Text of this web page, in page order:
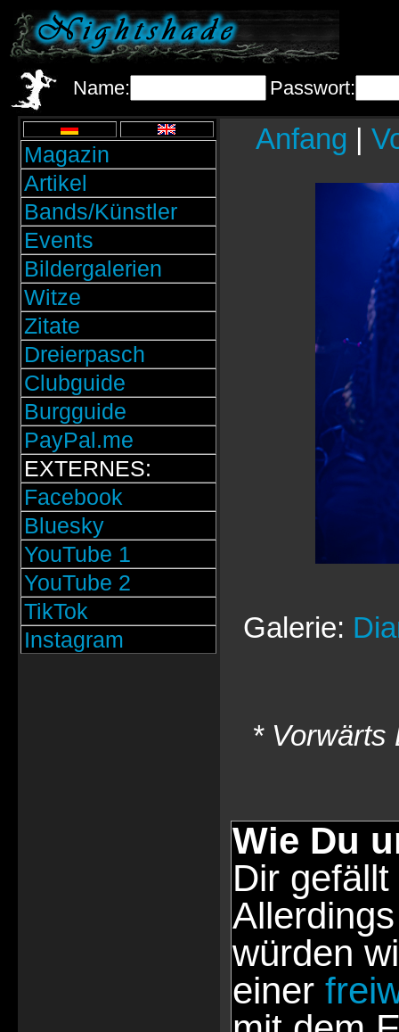
Name: Passwort:
Magazin
Artikel
Bands/Künstler
Events
Bildergalerien
Witze
Zitate
Dreierpasch
Clubguide
Burgguide
PayPal.me
EXTERNES:
Facebook
Bluesky
YouTube 1
YouTube 2
TikTok
Instagram
Anfang |
Galerie:
* Vorwärts
Wie Du
Dir
würden
einer